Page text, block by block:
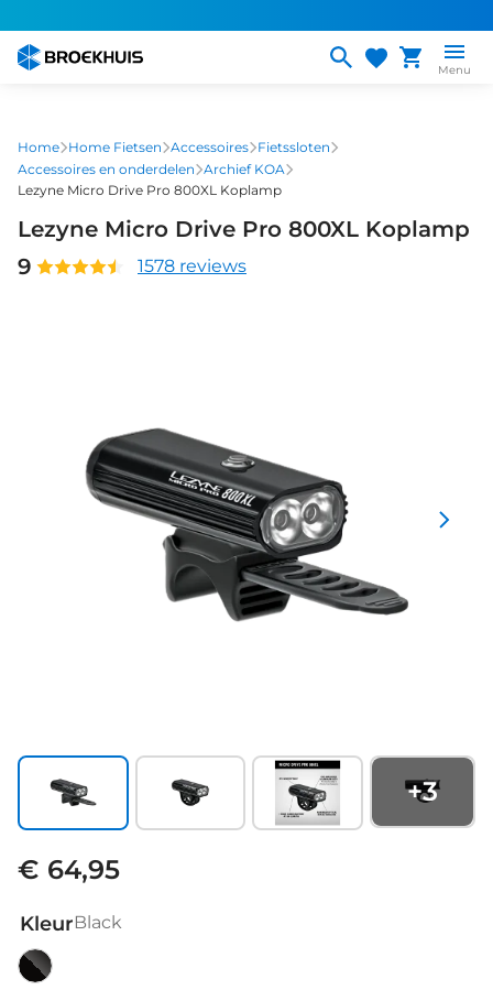
naar
gaan
Menu
Home Home Fietsen Accessoires Fietssloten
Accessoires en onderdelen Archief KOA
Lezyne Micro Drive Pro 800XL Koplamp
Lezyne Micro Drive Pro 800XL Koplamp
9
1578 reviews
+3
€ 64,95
KleurBlack